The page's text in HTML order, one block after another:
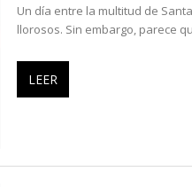
Un día entre la multitud de
llorosos. Sin embargo, parece
LEER